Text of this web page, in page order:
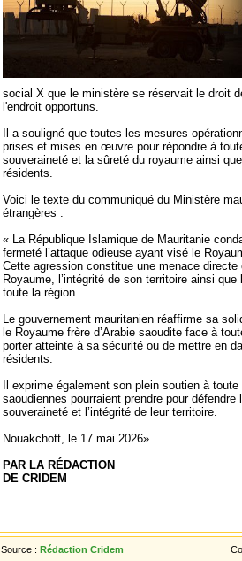
social X que le ministère se réservait le droit
l'endroit opportuns.
Il a souligné que toutes les mesures
prises et mises en œuvre pour répondre à
souveraineté et la sûreté du royaume ainsi
résidents.
Voici le texte du communiqué du Ministère
étrangères :
« La République Islamique de Mauritanie
fermeté l’attaque odieuse ayant visé le
Cette agression constitue une menace
Royaume, l’intégrité de son territoire ainsi
toute la région.
Le gouvernement mauritanien réaffirme sa
le Royaume frère d’Arabie saoudite face à
porter atteinte à sa sécurité ou de mettre en
résidents.
Il exprime également son plein soutien à
saoudiennes pourraient prendre pour
souveraineté et l’intégrité de leur territoire.
Nouakchott, le 17 mai 2026».
PAR LA RÉDACTION
DE CRIDEM
Source : Rédaction Cridem